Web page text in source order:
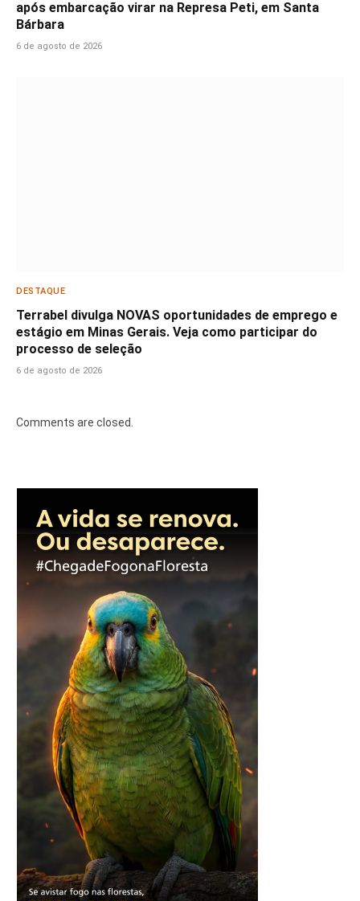
após embarcação virar na Represa Peti, em Santa
Bárbara
6 de agosto de 2026
DESTAQUE
Terrabel divulga NOVAS oportunidades de emprego e
estágio em Minas Gerais. Veja como participar do
processo de seleção
6 de agosto de 2026
Comments are closed.